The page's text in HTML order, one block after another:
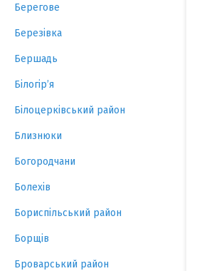
Берегове
Березівка
Бершадь
Білогір’я
Білоцерківський район
Близнюки
Богородчани
Болехів
Бориспільський район
Борщів
Броварський район